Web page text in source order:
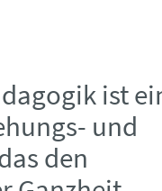
ist
und
den